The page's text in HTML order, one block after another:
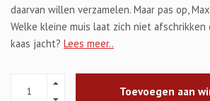
daarvan willen verzamelen. Maar pas op,
Welke kleine muis laat zich niet
kaas jacht? Lees meer..
Toevoegen aan